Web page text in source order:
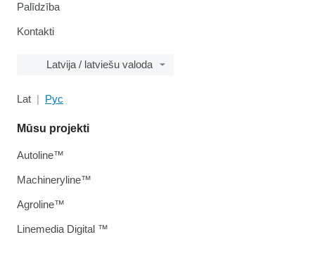
Palīdzība
Kontakti
Latvija / latviešu valoda
Lat Рус
Mūsu projekti
Autoline™
Machineryline™
Agroline™
Linemedia Digital ™